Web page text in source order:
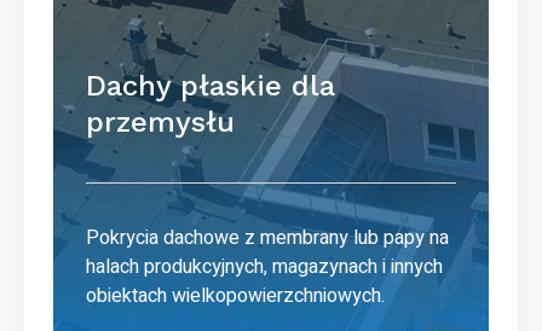
Dachy płaskie dla
przemysłu
Pokrycia dachowe z membrany lub papy na
halach produkcyjnych, magazynach i innych
obiektach wielkopowierzchniowych.